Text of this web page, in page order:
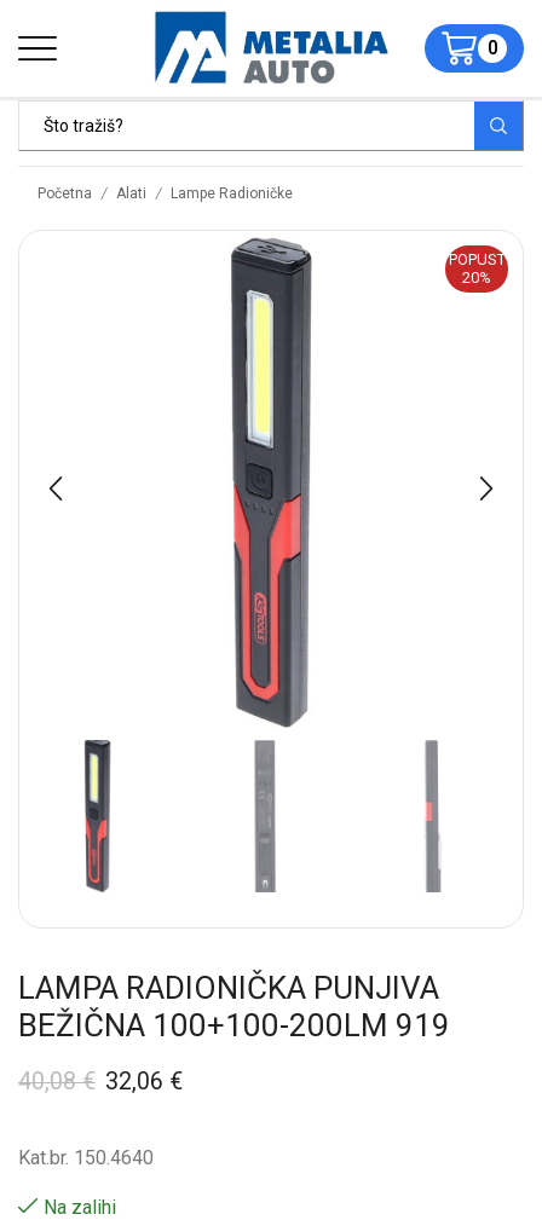
0
Početna / Alati / Lampe Radioničke
POPUST
20%
LAMPA RADIONIČKA PUNJIVA
BEŽIČNA 100+100-200LM 919
40,08€ 32,06 €
Kat.br. 150.4640
Na zalihi